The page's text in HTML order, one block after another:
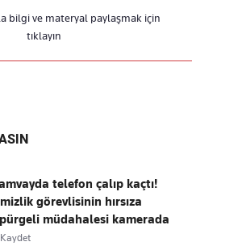
bilgi ve materyal paylaşmak için
tıklayın
telefon çalıp kaçtı!
görevlisinin hırsıza
müdahalesi kamerada
Kaydet